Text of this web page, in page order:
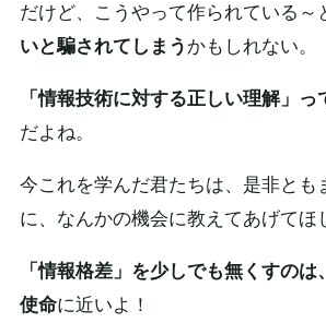
だけど、こうやって作られている～
いと騙されてしまう かもしれない。
「情報技術に対する正しい理解」
だよね。
今これを学んだ君たちは、是非とも
に、なんかの機会に教えてあげてほ
「情報格差」を少しでも無くすの
使命に近いよ！